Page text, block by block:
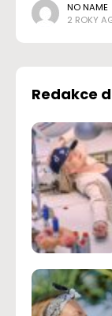
musíme se
svítidel. Ta
NO NAME
2 ROKY
Redakce